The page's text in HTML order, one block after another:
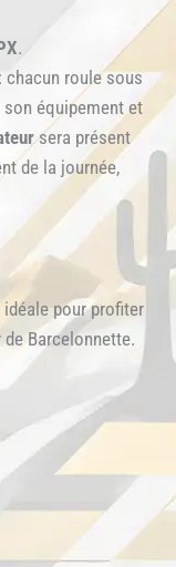
.
chacun roule sous
équipement et
sera présent
de la journée,
idéale pour profiter
Barcelonnette.